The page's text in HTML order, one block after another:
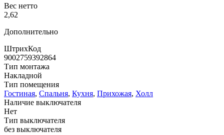
Вес нетто
2,62
Дополнительно
ШтрихКод
9002759392864
Тип монтажа
Накладной
Тип помещения
Гостиная, Спальня, Кухня, Прихожая, Холл
Наличие выключателя
Нет
Тип выключателя
без выключателя